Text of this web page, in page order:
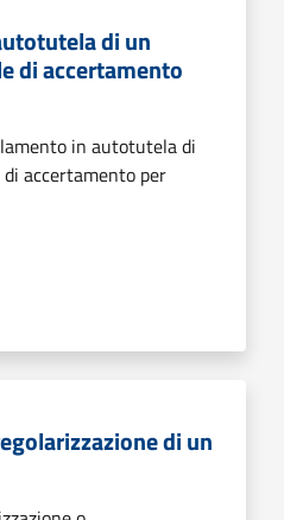
di un
di accertamento
in autotutela di
accertamento per
di un